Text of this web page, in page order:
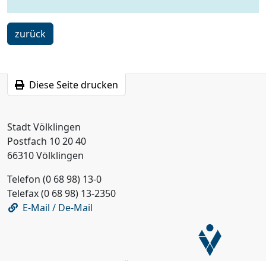
ein
Schritt
zurück
Diese Seite drucken
Stadt Völklingen
Postfach 10 20 40
66310 Völklingen
Telefon (0 68 98) 13-0
Telefax (0 68 98) 13-2350
E-Mail / De-Mail